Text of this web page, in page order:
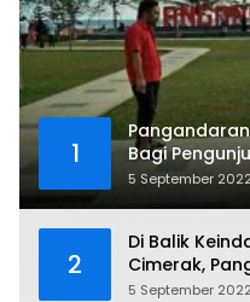
1
Bagi
5 September 2022
2
Di Balik
Cimerak,
5 September 2022